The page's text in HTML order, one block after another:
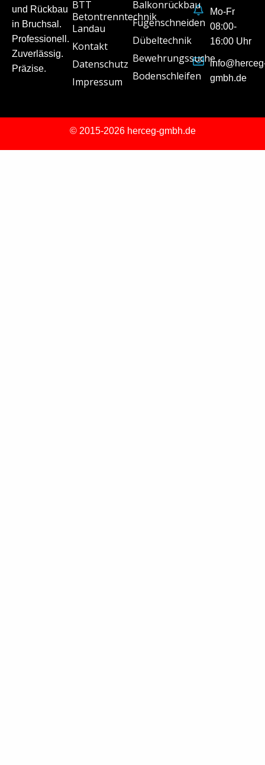
und Rückbau
in Bruchsal.
Professionell.
Zuverlässig.
Präzise.
BTT
Betontrenntechnik
Landau
Kontakt
Datenschutz
Impressum
Balkonrückbau
Fugenschneiden
Dübeltechnik
Bewehrungssuche
Bodenschleifen
Mo-Fr
08:00-
16:00 Uhr
gmbh.de
© 2015-2026 herceg-gmbh.de